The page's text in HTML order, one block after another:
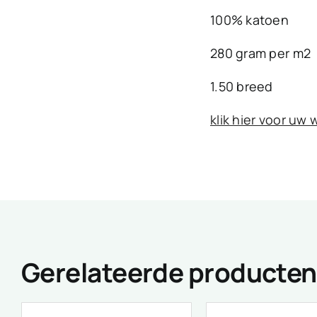
100% katoen
280 gram per m2
1.50 breed
klik hier voor uw
Gerelateerde producten